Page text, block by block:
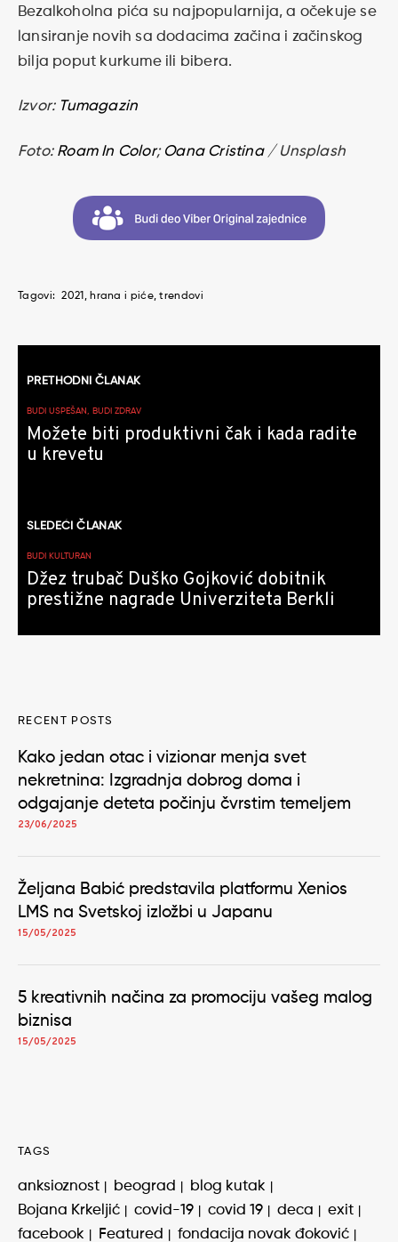
Bezalkoholna pića su najpopularnija, a očekuje se
lansiranje novih sa dodacima začina i začinskog
bilja poput kurkume ili bibera.
Izvor: Tumagazin
Foto: Roam In Color; Oana Cristina/ Unsplash
Tagovi: 2021 hrana i piće trendovi
članaka
PRETHODNI ČLANAK
BUDI USPEŠAN, BUDI ZDRAV
Možete biti produktivni čak i kada radite
u krevetu
SLEDEĆI ČLANAK
BUDI KULTURAN
Džez trubač Duško Gojković dobitnik
prestižne nagrade Univerziteta Berkli
RECENT POSTS
Kako jedan otac i vizionar menja svet
nekretnina: Izgradnja dobrog doma i
odgajanje deteta počinju čvrstim temeljem
23/06/2025
Željana Babić predstavila platformu Xenios
LMS na Svetskoj izložbi u Japanu
15/05/2025
5 kreativnih načina za promociju vašeg malog
biznisa
15/05/2025
TAGS
anksioznost beograd
blog kutak
Bojana Krkeljić
covid-19 covid 19 deca
exit
facebook
Featured fondacija novak đoković